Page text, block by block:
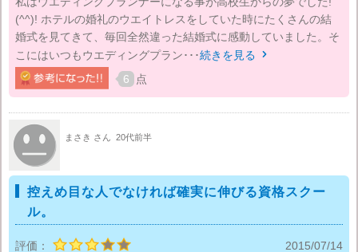
(^^)! ホテルの婚礼のウエイトレスをしていた時にたくさんの結
婚式を見てきて、毎回全然違った結婚式に感動していました。そ
こにはいつもウエディングプラン･･･続きを見る 
6 点
まさき さん 20代前半
控えめ目な人でなければ確実に伸びる資格スクー
ル。
評価：
2015/07/14